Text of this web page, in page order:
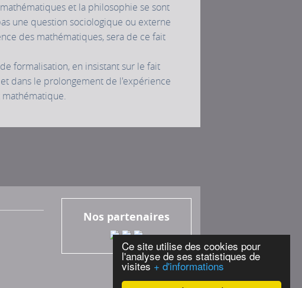
Ce site utilise des cookies pour
l'analyse de ses statistiques de
visites + d'informations
et la philosophie se sont
une question sociologique ou externe
des mathématiques, sera de ce fait
formalisation, en insistant sur le fait
dans le prolongement de l'expérience
Nos partenaires